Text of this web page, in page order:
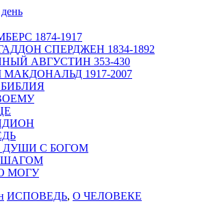
1874-1917
СПЕРДЖЕН 1834-1892
АВГУСТИН 353-430
1917-2007
ДУШИ С БОГОМ
ШАГОМ
МОГУ
ИСПОВЕДЬ, О ЧЕЛОВЕКЕ